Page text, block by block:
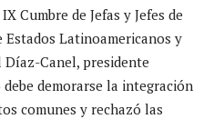
Cumbre de Jefas y Jefes de
Estados Latinoamericanos y
Díaz-Canel, presidente
demorarse la integración
comunes y rechazó las